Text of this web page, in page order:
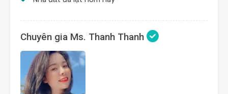
Chuyên gia Ms. Thanh Thanh